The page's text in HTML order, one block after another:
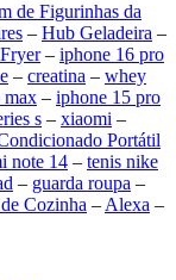
de Figurinhas da
– Hub Geladeira –
– iphone 16 pro
– creatina – whey
max – iphone 15 pro
s – xiaomi –
Portátil
note 14 – tenis nike
– guarda roupa –
Cozinha – Alexa –